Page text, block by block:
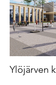
Ylöjärven